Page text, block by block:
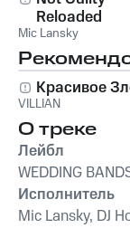
Reloaded
Mic Lansky
Красивое
VILLIAN
О треке
Лейбл
WEDDING
Исполнитель
Mic Lansky, DJ